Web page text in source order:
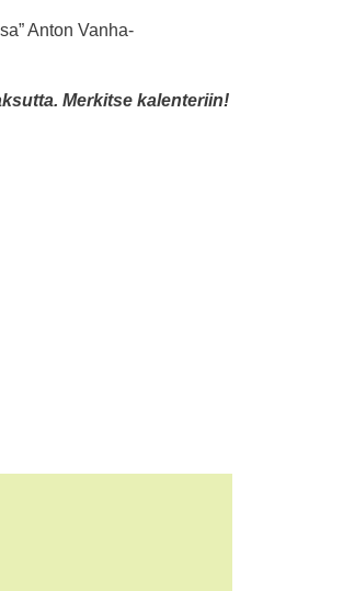
Anton Vanha-
Merkitse kalenteriin!